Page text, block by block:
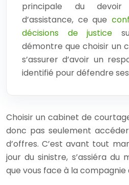
principale du
d’assistance, ce que
décisions de justice
démontre que choisir un
s’assurer d’avoir un
identifié pour défendre
Choisir un cabinet de
donc pas seulement
d’offres. C’est avant tout
jour du sinistre, s’assiéra
que vous face à la compagnie